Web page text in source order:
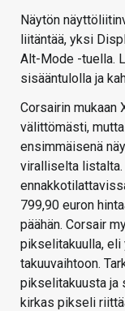
Näytön
liitäntää, yksi
Alt-Mode -tuella.
sisääntulolla ja
Corsairin mukaan
välittömästi,
ensimmäisenä
viralliselta
799,90 euron
päähän. Corsair
pikselitakuulla,
takuuvaihtoon.
pikselitakuusta ja
kirkas pikseli